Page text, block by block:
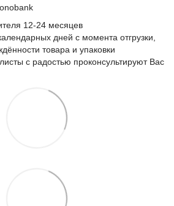
12-24 месяцев
дней с момента отгрузки,
товара и упаковки
с радостью проконсультируют Вас